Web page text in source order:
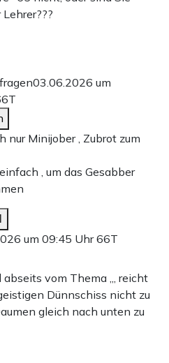
03.06.2026 um
nur Minijober , Zubrot zum
, um das Gesabber
um 09:45 Uhr66T
abseits vom Thema „, reicht
Dünnschiss nicht zu
gleich nach unten zu